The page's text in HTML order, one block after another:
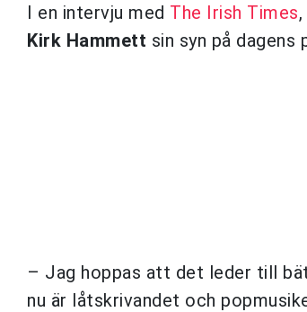
I en intervju med The Irish Times
Kirk Hammett sin syn på dagens
– Jag hoppas att det leder till
nu är låtskrivandet och